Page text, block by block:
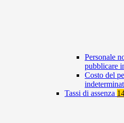
Personale
pubblicare
Costo del
Tassi di assenza